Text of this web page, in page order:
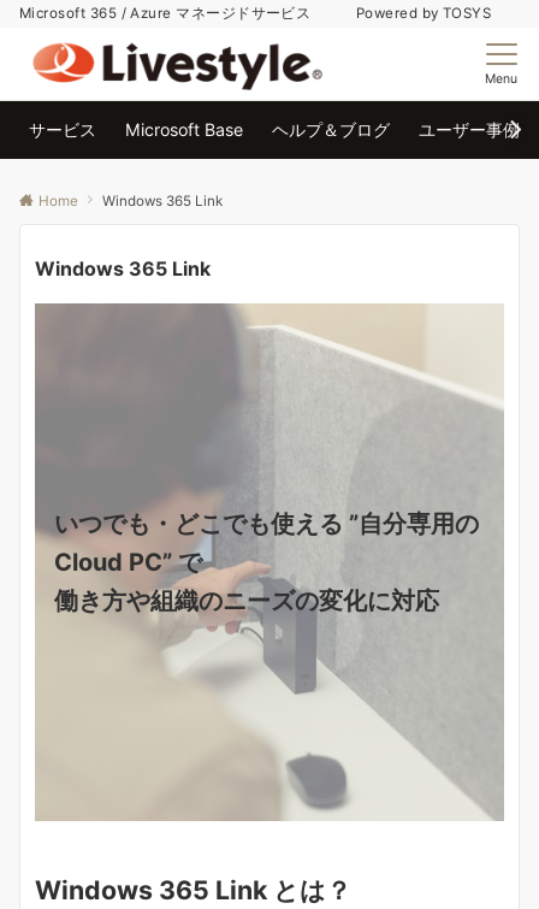
Microsoft 365 / Azure マネージドサービス Powered by TOSYS
Menu
サービス Microsoft Base ヘルプ＆ブログ ユーザー事例
Home Windows 365 Link
Windows 365 Link
いつでも・どこでも使える ”自分専用の
Cloud PC” で
働き方や組織のニーズの変化に対応
Windows 365 Link とは？